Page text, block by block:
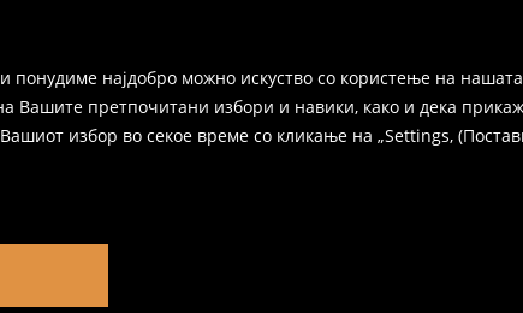
најдобро можно искуство со користење на
Вашите претпочитани избори и навики, како и дека
избор во секое време со кликање на „Settings,